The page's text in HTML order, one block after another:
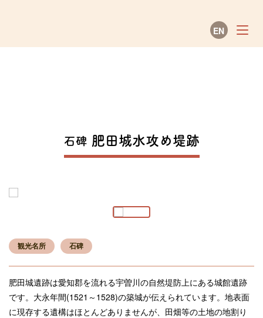
EN
石碑 肥田城水攻め堤跡
観光名所 石碑
肥田城遺跡は愛知郡を流れる宇曽川の自然堤防上にある城館遺跡
です。大永年間(1521～1528)の築城が伝えられています。地表面
に現存する遺構はほとんどありませんが、田畑等の土地の地割り